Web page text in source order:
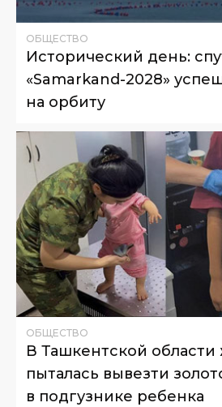
ОБЩЕСТВО
Исторический день:
«Samarkand-2028»
на орбиту
ОБЩЕСТВО
В Ташкентской
пыталась вывезти
в подгузнике ребенка